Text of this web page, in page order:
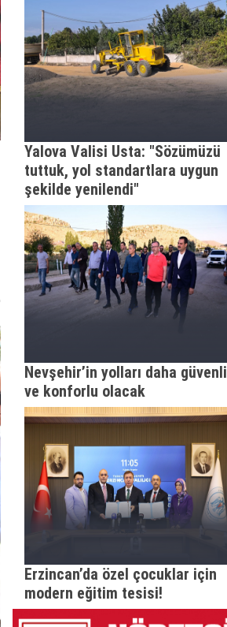
Yalova Valisi Usta: "Sözümüzü
tuttuk, yol standartlara uygun
şekilde yenilendi"
Nevşehir’in yolları daha güvenli
ve konforlu olacak
Erzincan’da özel çocuklar için
modern eğitim tesisi!